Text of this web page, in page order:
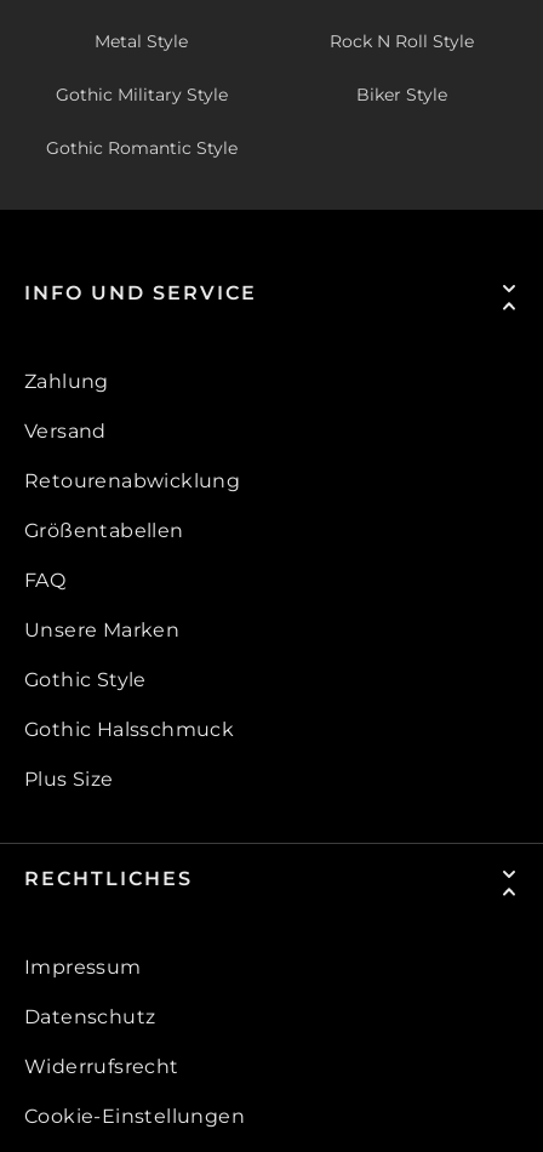
Metal Style Rock N Roll Style
Gothic Military Style Biker Style
Gothic Romantic Style
INFO UND SERVICE
Zahlung
Versand
Retourenabwicklung
Größentabellen
FAQ
Unsere Marken
Gothic Style
Gothic Halsschmuck
Plus Size
RECHTLICHES
Impressum
Datenschutz
Widerrufsrecht
Cookie-Einstellungen